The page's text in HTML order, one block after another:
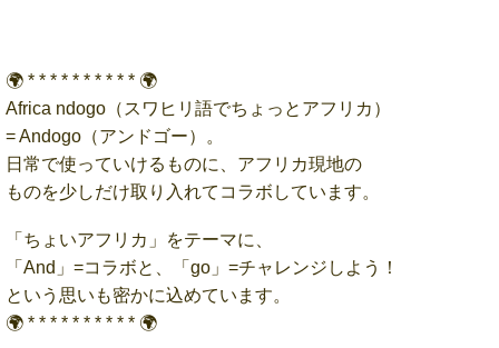
🌍 * * * * * * * * * * 🌍
Africa ndogo（スワヒリ語でちょっとアフリカ）
= Andogo（アンドゴー）。
日常で使っていけるものに、アフリカ現地の
ものを少しだけ取り入れてコラボしています。
「ちょいアフリカ」をテーマに、
「And」=コラボと、「go」=チャレンジしよう！
という思いも密かに込めています。
🌍 * * * * * * * * * * 🌍